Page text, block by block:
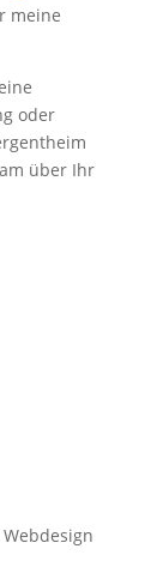
meine
oder
über Ihr